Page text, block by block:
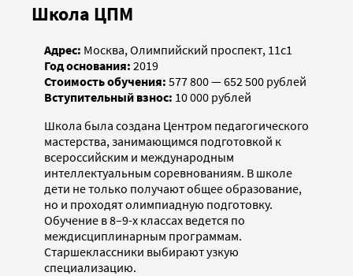
Школа ЦПМ
Адрес: Москва, Олимпийский проспект, 11с1
Год основания: 2019
Стоимость обучения: 577 800 — 652 500 рублей
Вступительный взнос: 10 000 рублей
Школа была создана Центром педагогического
мастерства, занимающимся подготовкой к
всероссийским и международным
интеллектуальным соревнованиям. В школе
дети не только получают общее образование,
но и проходят олимпиадную подготовку.
Обучение в 8–9-х классах ведется по
междисциплинарным программам.
Старшеклассники выбирают узкую
специализацию.